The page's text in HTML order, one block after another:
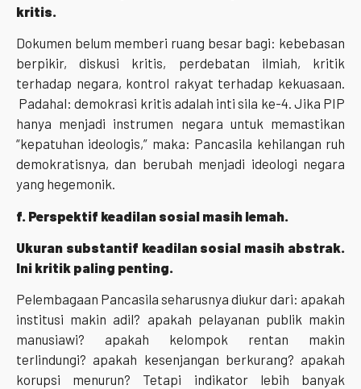
kritis.
Dokumen belum memberi ruang besar bagi: kebebasan
berpikir, diskusi kritis, perdebatan ilmiah, kritik
terhadap negara, kontrol rakyat terhadap kekuasaan.
Padahal: demokrasi kritis adalah inti sila ke-4. Jika PIP
hanya menjadi instrumen negara untuk memastikan
“kepatuhan ideologis,” maka: Pancasila kehilangan ruh
demokratisnya, dan berubah menjadi ideologi negara
yang hegemonik.
f. Perspektif keadilan sosial masih lemah.
Ukuran substantif keadilan sosial masih abstrak.
Ini kritik paling penting.
Pelembagaan Pancasila seharusnya diukur dari: apakah
institusi makin adil? apakah pelayanan publik makin
manusiawi? apakah kelompok rentan makin
terlindungi? apakah kesenjangan berkurang? apakah
korupsi menurun? Tetapi indikator lebih banyak